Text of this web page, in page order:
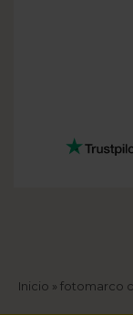
Inicio fotomarco